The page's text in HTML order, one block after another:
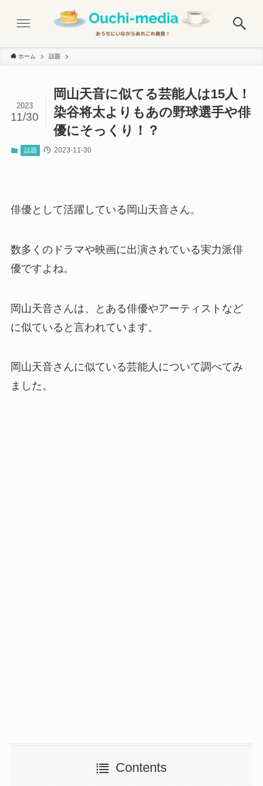
ホーム 話題
岡山天音に似てる芸能人は15人！
染谷将太よりもあの野球選手や俳
優にそっくり！？
2023
11/30
話題 2023-11-30
俳優として活躍している岡山天音さん。
数多くのドラマや映画に出演されている実力派俳
優ですよね。
岡山天音さんは、とある俳優やアーティストなど
に似ていると言われています。
岡山天音さんに似ている芸能人について調べてみ
ました。
Contents